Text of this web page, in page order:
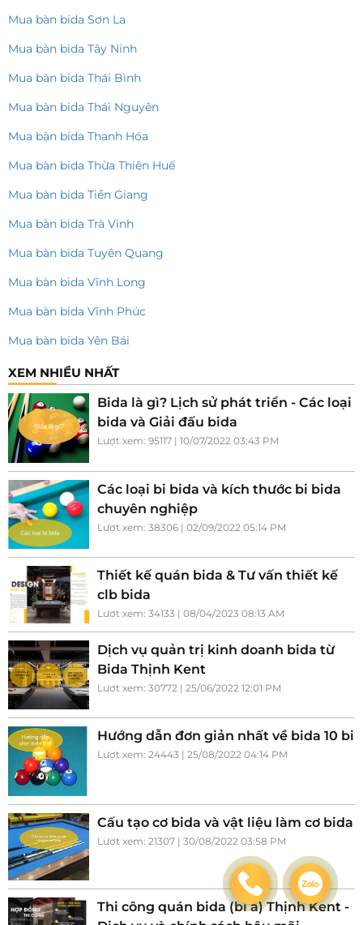
Mua bàn bida Sơn La
Mua bàn bida Tây Ninh
Mua bàn bida Thái Bình
Mua bàn bida Thái Nguyên
Mua bàn bida Thanh Hóa
Mua bàn bida Thừa Thiên Huế
Mua bàn bida Tiền Giang
Mua bàn bida Trà Vinh
Mua bàn bida Tuyên Quang
Mua bàn bida Vĩnh Long
Mua bàn bida Vĩnh Phúc
Mua bàn bida Yên Bái
XEM NHIỀU NHẤT
Bida là gì? Lịch sử phát triển - Các loại
bida và Giải đấu bida
Lượt xem: 95117 | 10/07/2022 03:43 PM
Các loại bi bida và kích thước bi bida
chuyên nghiệp
Lượt xem: 38306 | 02/09/2022 05:14 PM
Thiết kế quán bida & Tư vấn thiết kế
clb bida
Lượt xem: 34133 | 08/04/2023 08:13 AM
Dịch vụ quản trị kinh doanh bida từ
Bida Thịnh Kent
Lượt xem: 30772 | 25/06/2022 12:01 PM
Hướng dẫn đơn giản nhất về bida 10 bi
Lượt xem: 24443 | 25/08/2022 04:14 PM
Cấu tạo cơ bida và vật liệu làm cơ bida
Lượt xem: 21307 | 30/08/2022 03:58 PM
Thi công quán bida (bi a) Thịnh Kent -